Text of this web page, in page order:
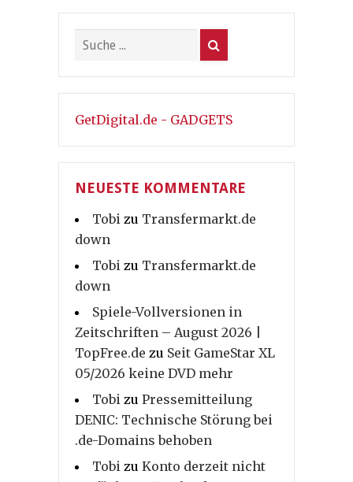
GetDigital.de - GADGETS
NEUESTE KOMMENTARE
Tobi zu Transfermarkt.de
down
Tobi zu Transfermarkt.de
down
Spiele-Vollversionen in
Zeitschriften – August 2026 |
TopFree.de zu Seit GameStar XL
05/2026 keine DVD mehr
Tobi zu Pressemitteilung
DENIC: Technische Störung bei
.de-Domains behoben
Tobi zu Konto derzeit nicht